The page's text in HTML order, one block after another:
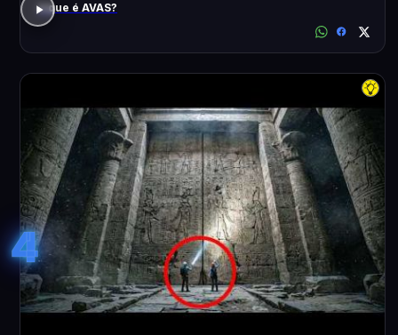
o que é AVAS?
4